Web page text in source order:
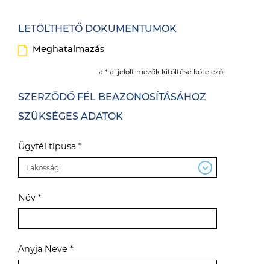
LETÖLTHETŐ DOKUMENTUMOK
Meghatalmazás
a *-al jelölt mezők kitöltése kötelező
SZERZŐDŐ FÉL BEAZONOSÍTÁSÁHOZ
SZÜKSÉGES ADATOK
Ügyfél típusa *
Név *
Anyja Neve *